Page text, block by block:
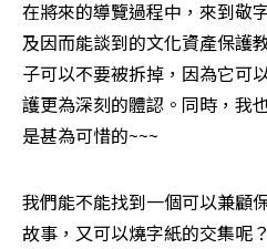
在將來的導覽過程中，來到敬
及因而能談到的文化資產保護
子可以不要被拆掉，因為它可
護更為深刻的體認。同時，我
是甚為可惜的~~~
我們能不能找到一個可以兼顧
故事，又可以燒字紙的交集呢